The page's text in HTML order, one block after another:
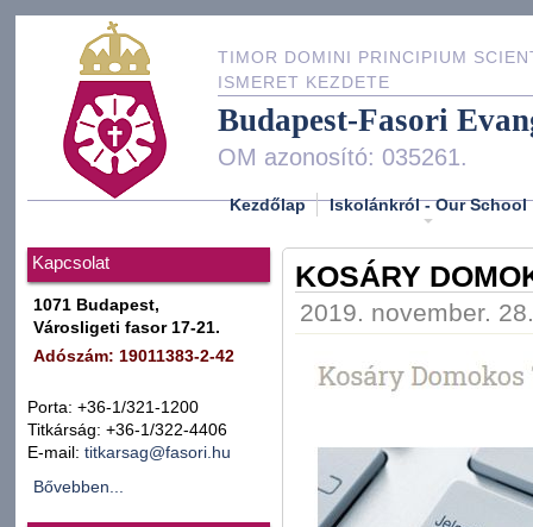
TIMOR DOMINI PRINCIPIUM
ISMERET KEZDETE
Budapest-Fasori
OM azonosító: 035261.
Kezdőlap Iskolánkról - Our School
Kapcsolat
1071 Budapest,
Városligeti fasor 17-21.
Adószám: 19011383-2-42
Porta: +36-1/321-1200
Titkárság: +36-1/322-4406
E-mail: titkarsag@fasori.hu
Bővebben...
KOSÁRY
2019. november.